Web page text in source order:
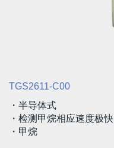
TGS2611-C00
・半导体式
・检测甲烷相应速度极快
・甲烷